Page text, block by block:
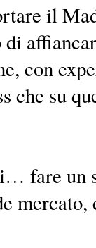
il
con
che su
fare un